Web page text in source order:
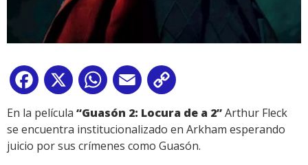
Facebook
X WhatsApp
Email
Link
En la película “Guasón 2: Locura de a 2”Arthur Fleck
se encuentra institucionalizado en Arkham esperando
juicio por sus crímenes como Guasón.